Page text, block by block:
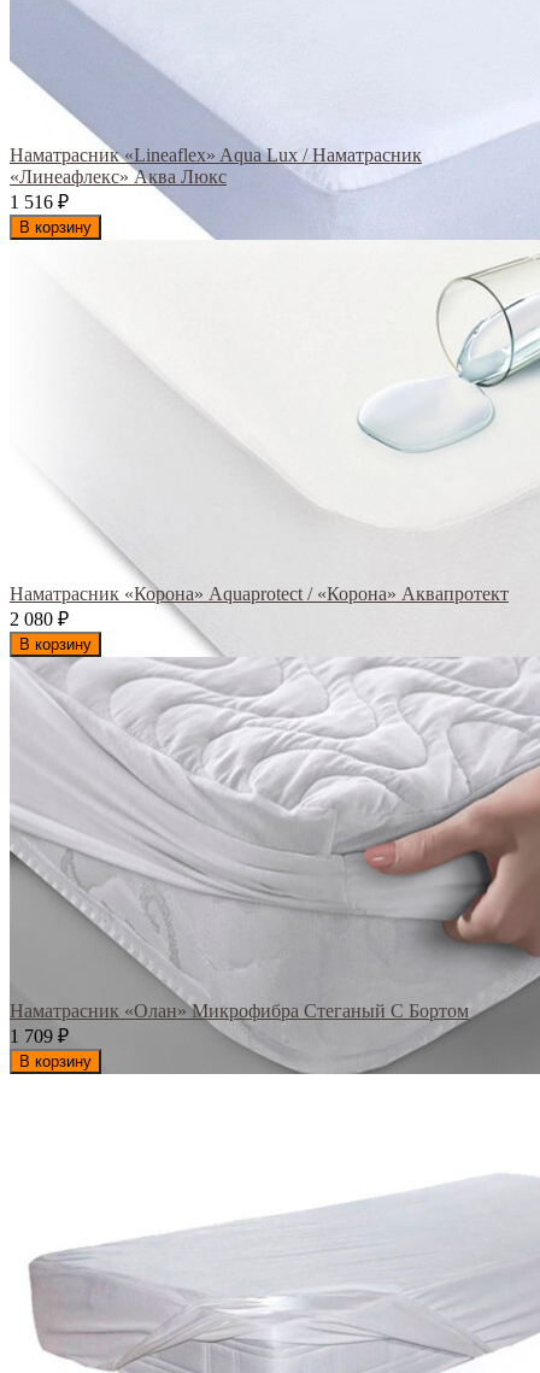
Наматрасник «Lineaflex» Aqua Lux / Наматрасник
«Линеафлекс» Аква Люкс
1 516 ₽
В корзину
Наматрасник «Корона» Aquaprotect / «Корона» Аквапротект
2 080 ₽
В корзину
Наматрасник «Олан» Микрофибра Стеганый С Бортом
1 709 ₽
В корзину